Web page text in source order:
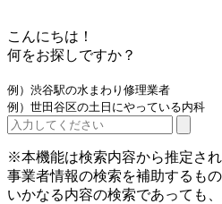
こんにちは！
何をお探しですか？
例）渋谷駅の水まわり修理業者
例）世田谷区の土日にやっている内科
※本機能は検索内容から推定さ
事業者情報の検索を補助するもの
いかなる内容の検索であっても